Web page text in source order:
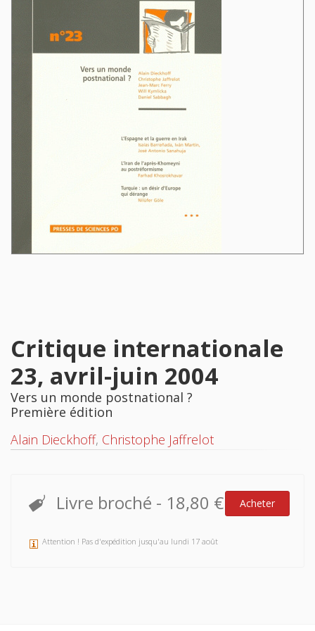
Critique internationale
23, avril-juin 2004
Vers un monde postnational ?
Première édition
Alain Dieckhoff, Christophe Jaffrelot
Livre broché - 18,80 € Acheter
Attention ! Pas d'expédition jusqu'au lundi 17 août